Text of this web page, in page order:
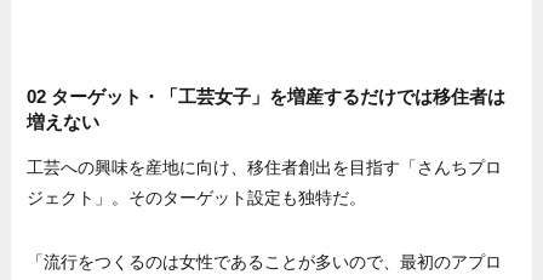
02 ターゲット・「工芸女子」を増産するだけでは移住者は
増えない
工芸への興味を産地に向け、移住者創出を目指す「さんちプロ
ジェクト」。そのターゲット設定も独特だ。
「流行をつくるのは女性であることが多いので、最初のアプロ